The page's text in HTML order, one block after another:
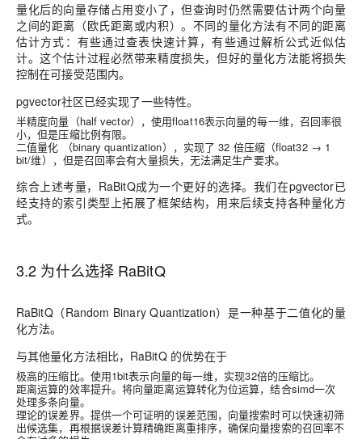
量化后的向量存储占用变小了，但查询时仍然需要估计两个向量
之间的距离（欧氏距离或内积）。不同的量化方法有不同的距离
估计方式：有些通过查表快速计算，有些通过解析公式近似估
计。这个估计过程必然带来精度损失，但好的量化方法能将损失
控制在可接受范围内。
pgvector社区已经实现了一些特性。
半精度向量（half vector），使用float16表示向量的每一维，召回率很
小，但是压缩比例有限。
二值量化 （binary quantization），实现了 32 倍压缩（float32 → 1
bit/维），但是召回率会有大量损失，无法满足生产要求。
综合上述考量，RaBitQ成为一个更好的选择。我们在pgvector已
经支持的索引类型上拓展了框架结构，用来后续支持各种量化方
式。
3.2 为什么选择 RaBitQ
RaBitQ（Random Binary Quantization）是一种基于二值化的量
化方法。
与其他量化方法相比，RaBitQ 的优势在于
极高的压缩比。使用1bit表示向量的每一维，实现32倍的压缩比。
距离运算的效率提升。将向量距离运算转化为位运算，结合simd一次
处理多条向量。
理论的误差界。提供一个可证明的误差范围，向量搜索时可以快速初筛
出候选集，再根据误差计算精确距离重排序，确保向量搜索的召回率不